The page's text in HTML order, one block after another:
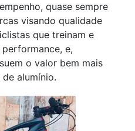
quase sempre
visando qualidade
que treinam e
e,
o valor bem mais
alumínio.